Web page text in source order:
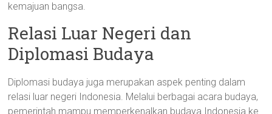
kemajuan bangsa.
Relasi Luar Negeri dan
Diplomasi Budaya
Diplomasi budaya juga merupakan aspek penting dalam
relasi luar negeri Indonesia. Melalui berbagai acara budaya,
pemerintah mampu memperkenalkan budaya Indonesia ke